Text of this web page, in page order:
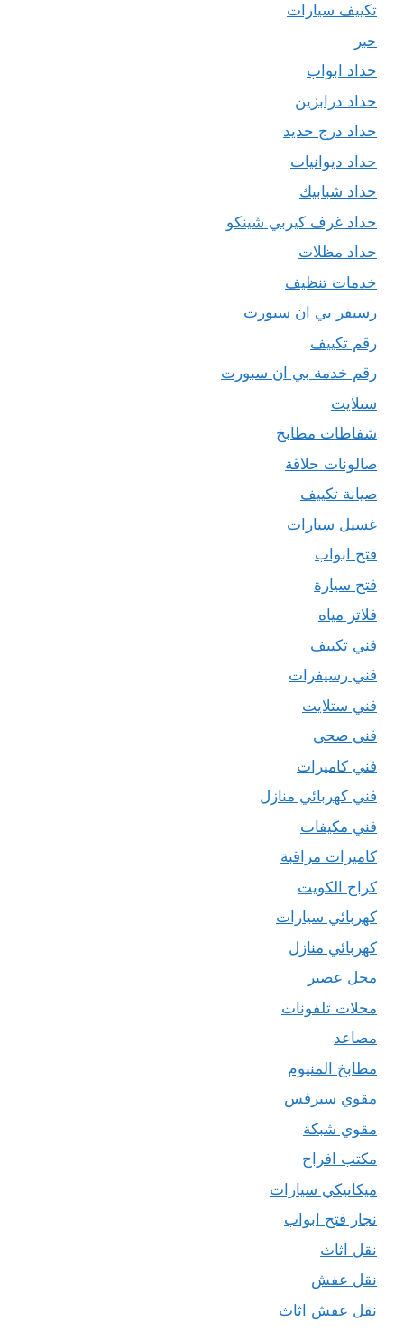
تكييف سيارات
حبر
حداد ابواب
حداد درابزين
حداد درج حديد
حداد ديوانيات
حداد شبابيك
حداد غرف كيربي شينكو
حداد مظلات
خدمات تنظيف
رسيفر بي ان سبورت
رقم تكييف
رقم خدمة بي ان سبورت
ستلايت
شفاطات مطابخ
صالونات حلاقة
صيانة تكييف
غسيل سيارات
فتح ابواب
فتح سيارة
فلاتر مياه
فني تكييف
فني رسيفرات
فني ستلايت
فني صحي
فني كاميرات
فني كهربائي منازل
فني مكيفات
كاميرات مراقبة
كراج الكويت
كهربائي سيارات
كهربائي منازل
محل عصير
محلات تلفونات
مصاعد
مطابخ المنيوم
مقوي سيرفس
مقوي شبكة
مكتب افراح
ميكانيكي سيارات
نجار فتح ابواب
نقل اثاث
نقل عفش
نقل عفش اثاث